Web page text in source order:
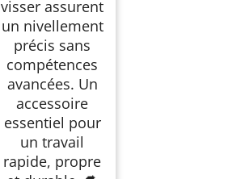
visser assurent
un nivellement
précis sans
compétences
avancées. Un
accessoire
essentiel pour
un travail
rapide, propre